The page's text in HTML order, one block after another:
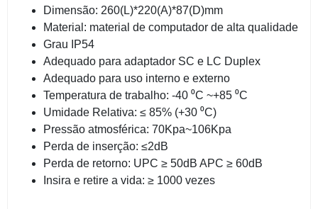
Dimensão: 260(L)*220(A)*87(D)mm
Material: material de computador de alta qualidade
Grau IP54
Adequado para adaptador SC e LC Duplex
Adequado para uso interno e externo
Temperatura de trabalho: -40 ⁰C ~+85 ⁰C
Umidade Relativa: ≤ 85% (+30 ⁰C)
Pressão atmosférica: 70Kpa~106Kpa
Perda de inserção: ≤2dB
Perda de retorno: UPC ≥ 50dB APC ≥ 60dB
Insira e retire a vida: ≥ 1000 vezes